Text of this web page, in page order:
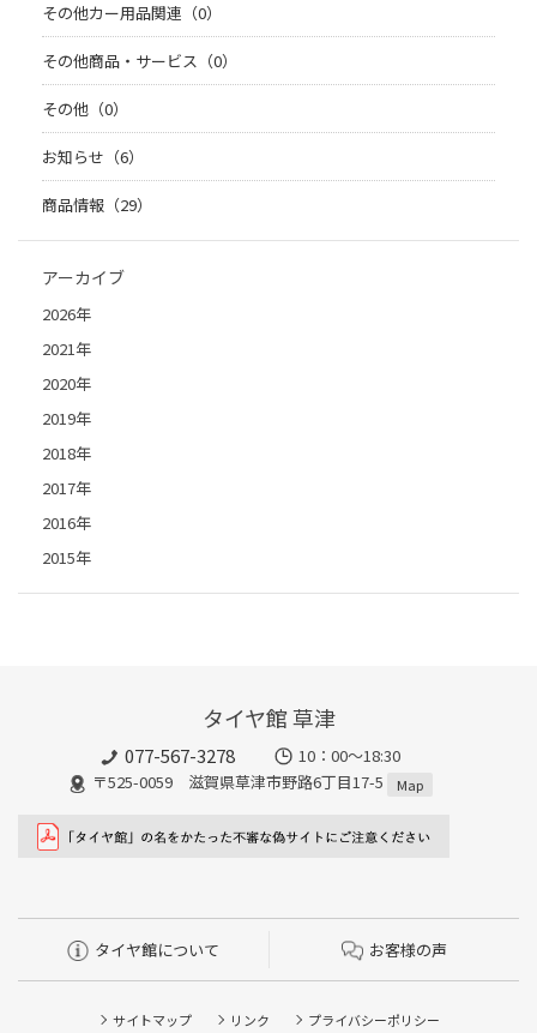
その他カー用品関連（0）
その他商品・サービス（0）
その他（0）
お知らせ（6）
商品情報（29）
アーカイブ
2026年
2021年
2020年
2019年
2018年
2017年
2016年
2015年
タイヤ館 草津
077-567-3278
10：00～18:30
〒525-0059 滋賀県草津市野路6丁目17-5
Map
タイヤ館について お客様の声
サイトマップ リンク プライバシーポリシー